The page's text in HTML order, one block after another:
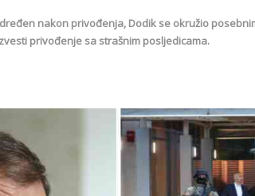
nakon privođenja, Dodik se okružio
privođenje sa strašnim posljedicama.